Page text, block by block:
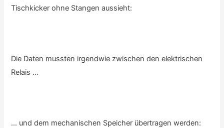
Tischkicker ohne Stangen aussieht:
Die Daten mussten irgendwie zwischen den elektrischen
Relais …
… und dem mechanischen Speicher übertragen werden: